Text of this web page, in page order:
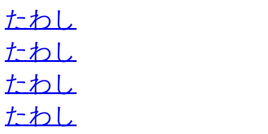
たわし
たわし
たわし
たわし